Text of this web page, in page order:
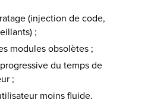
(injection de code,
;
modules obsolètes ;
du temps de
;
moins fluide.